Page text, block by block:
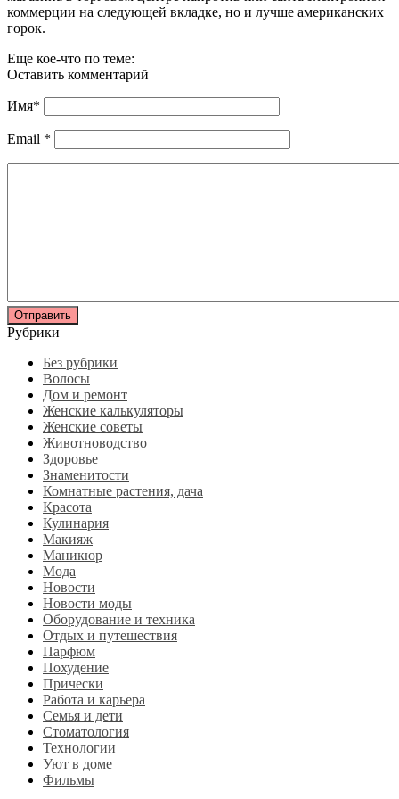
коммерции на следующей вкладке, но и лучше американских
горок.
Еще кое-что по теме:
Оставить комментарий
Имя*
Email *
Рубрики
Без рубрики
Волосы
Дом и ремонт
Женские калькуляторы
Женские советы
Животноводство
Здоровье
Знаменитости
Комнатные растения, дача
Красота
Кулинария
Макияж
Маникюр
Мода
Новости
Новости моды
Оборудование и техника
Отдых и путешествия
Парфюм
Похудение
Прически
Работа и карьера
Семья и дети
Стоматология
Технологии
Уют в доме
Фильмы